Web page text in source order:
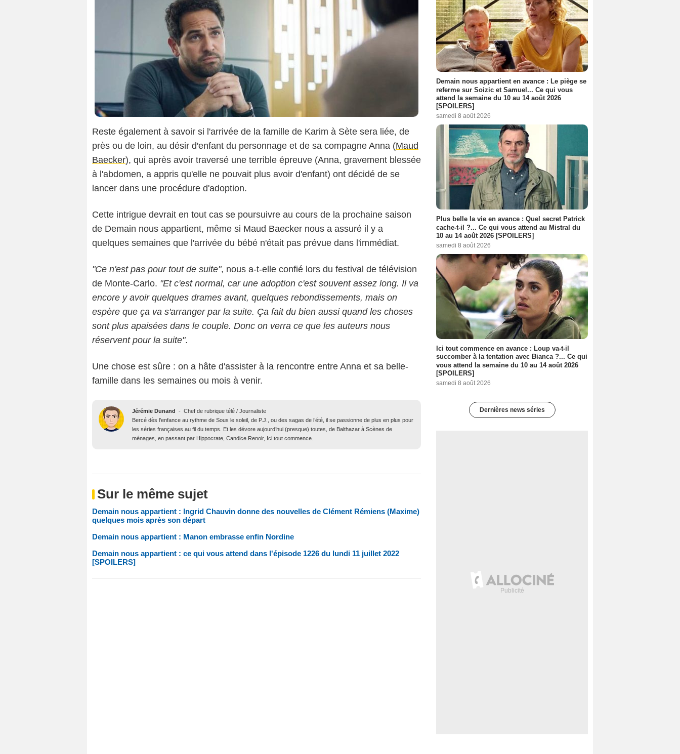
Reste également à savoir si l'arrivée de la famille de Karim à Sète sera liée, de
près ou de loin, au désir d'enfant du personnage et de sa compagne Anna (Maud
Baecker), qui après avoir traversé une terrible épreuve (Anna, gravement blessée
à l'abdomen, a appris qu'elle ne pouvait plus avoir d'enfant) ont décidé de se
lancer dans une procédure d'adoption.
Cette intrigue devrait en tout cas se poursuivre au cours de la prochaine saison
de Demain nous appartient, même si Maud Baecker nous a assuré il y a
quelques semaines que l'arrivée du bébé n'était pas prévue dans l'immédiat.
"Ce n'est pas pour tout de suite", nous a-t-elle confié lors du festival de télévision
de Monte-Carlo. "Et c'est normal, car une adoption c'est souvent assez long. Il va
encore y avoir quelques drames avant, quelques rebondissements, mais on
espère que ça va s'arranger par la suite. Ça fait du bien aussi quand les choses
sont plus apaisées dans le couple. Donc on verra ce que les auteurs nous
réservent pour la suite".
Une chose est sûre : on a hâte d'assister à la rencontre entre Anna et sa belle-
famille dans les semaines ou mois à venir.
Jérémie Dunand - Chef de rubrique télé / Journaliste
Bercé dès l’enfance au rythme de Sous le soleil, de P.J., ou des sagas de l’été, il se passionne de plus en plus pour
les séries françaises au fil du temps. Et les dévore aujourd’hui (presque) toutes, de Balthazar à Scènes de
ménages, en passant par Hippocrate, Candice Renoir, Ici tout commence.
Sur le même sujet
Demain nous appartient : Ingrid Chauvin donne des nouvelles de Clément Rémiens (Maxime)
quelques mois après son départ
Demain nous appartient : Manon embrasse enfin Nordine
Demain nous appartient : ce qui vous attend dans l'épisode 1226 du lundi 11 juillet 2022
[SPOILERS]
Demain nous appartient en avance : Le piège se
referme sur Soizic et Samuel... Ce qui vous
attend la semaine du 10 au 14 août 2026
[SPOILERS]
samedi 8 août 2026
Plus belle la vie en avance : Quel secret Patrick
cache-t-il ?... Ce qui vous attend au Mistral du
10 au 14 août 2026 [SPOILERS]
samedi 8 août 2026
Ici tout commence en avance : Loup va-t-il
succomber à la tentation avec Bianca ?... Ce qui
vous attend la semaine du 10 au 14 août 2026
[SPOILERS]
samedi 8 août 2026
Dernières news séries